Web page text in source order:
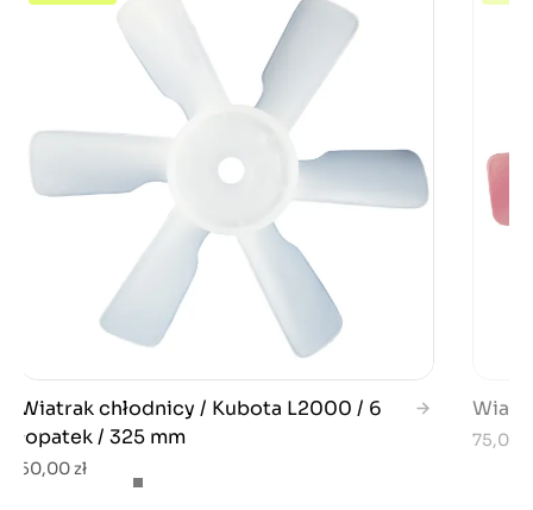
Wiatrak chłodnicy / Kubota L2000 / 6
łopatek / 325 mm
50,00 zł
75,00